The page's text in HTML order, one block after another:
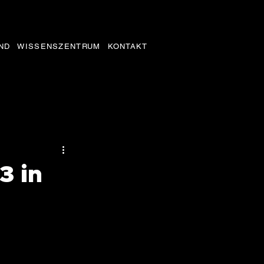
WISSENSZENTRUM KONTAKT
in